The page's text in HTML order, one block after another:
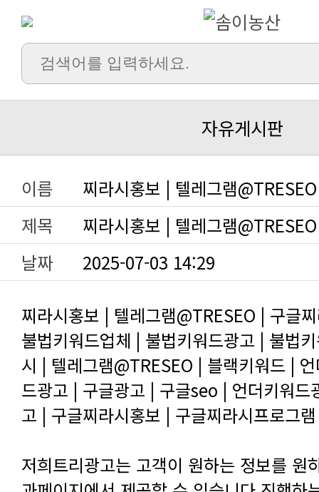
자유게시판
이름
찌라시홍보 | 텔레그램@TRESEO
제목
찌라시홍보 | 텔레그램
날짜
2025-07-03 14:29
찌라시홍보 | 텔레그램@TRESEO | 구글
고 | 구글찌라시홍보 | 구글찌라시프로그